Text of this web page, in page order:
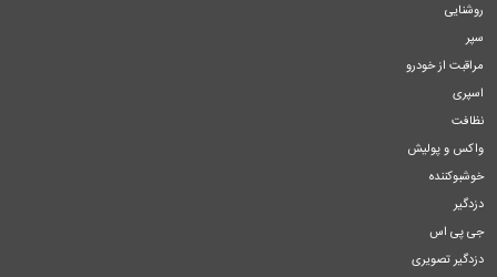
روشنایی
سپر
مراقبت از خودرو
اسپری
نظافت
واکس و پولیش
خوشبوکننده
دزدگیر
جی پی اس
دزدگیر تصویری